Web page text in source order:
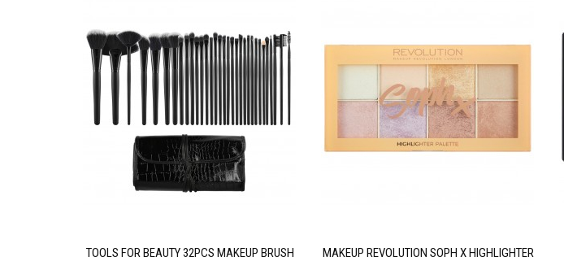
TOOLS FOR BEAUTY 32PCS MAKEUP BRUSH
MAKEUP REVOLUTION SOPH X HIGHLIGHTER